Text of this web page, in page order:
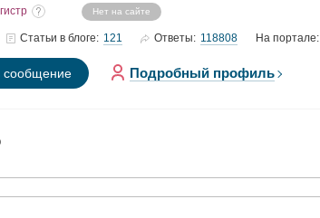
Нет на сайте
Статьи в блоге: 121 Ответы: 118808 На портале:
сообщение Подробный профиль